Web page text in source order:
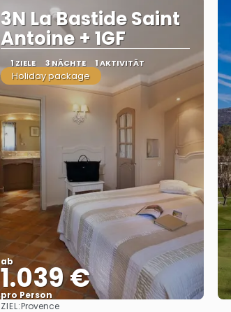
3N La Bastide Saint
Antoine + 1GF
1 ZIELE 3 NÄCHTE 1 AKTIVITÄT
Holiday package
ab
1.039 €
pro Person
ZIEL:Provence